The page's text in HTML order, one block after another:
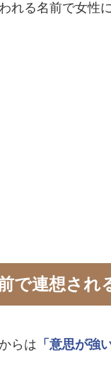
れる名前で女性
で連想され
らは 「意思が強い